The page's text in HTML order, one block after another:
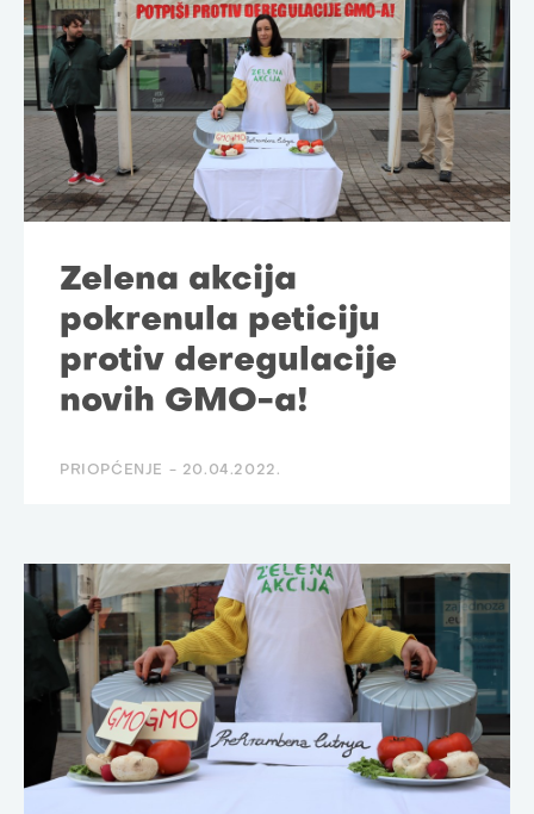
Zelena akcija
pokrenula peticiju
protiv deregulacije
novih GMO-a!
PRIOPĆENJE - 20.04.2022.